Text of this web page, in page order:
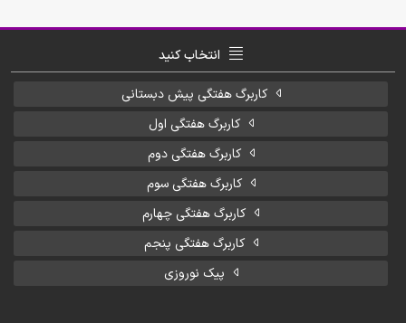
انتخاب کنید
کاربرگ هفتگی پیش دبستانی
کاربرگ هفتگی اول
کاربرگ هفتگی دوم
کاربرگ هفتگی سوم
کاربرگ هفتگی چهارم
کاربرگ هفتگی پنجم
پیک نوروزی